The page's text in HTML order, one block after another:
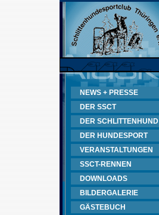
NEWS + PRESSE
DER SSCT
DER SCHLITTENHUND
DER HUNDESPORT
VERANSTALTUNGEN
SSCT-RENNEN
DOWNLOADS
BILDERGALERIE
GÄSTEBUCH